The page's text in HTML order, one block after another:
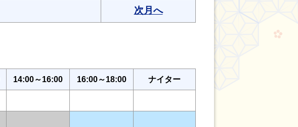
次月へ
14:00～16:00 16:00～18:00 ナイター